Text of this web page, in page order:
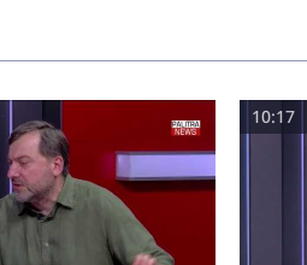
10:17